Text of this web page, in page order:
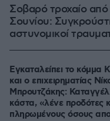
Σοβαρό τροχαίο
Σουνίου:
αστυνομικοί
Εγκαταλείπει το κόμμα
και ο επιχειρηματίας
Μπρουτζάκης:
κάστα, «λένε προδότες
πληρωμένους όσους